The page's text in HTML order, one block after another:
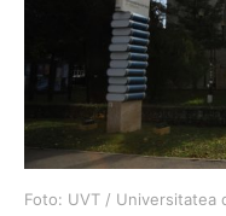
Foto: UVT / Universitatea